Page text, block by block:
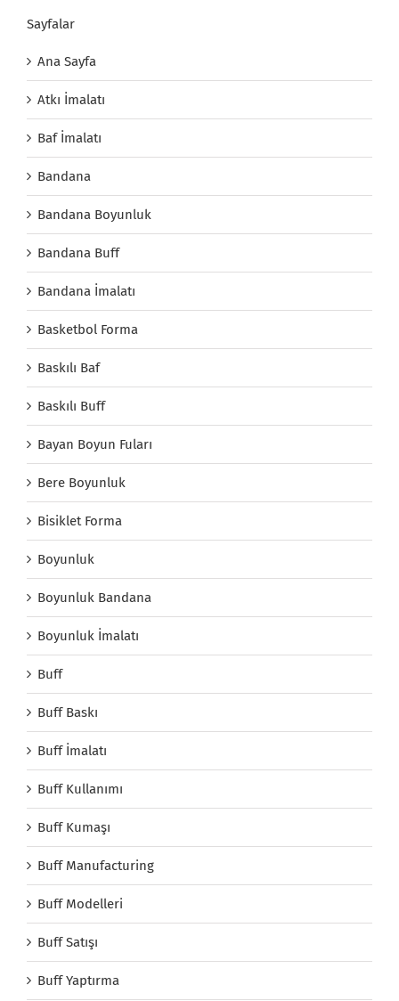
Sayfalar
Ana Sayfa
Atkı İmalatı
Baf İmalatı
Bandana
Bandana Boyunluk
Bandana Buff
Bandana İmalatı
Basketbol Forma
Baskılı Baf
Baskılı Buff
Bayan Boyun Fuları
Bere Boyunluk
Bisiklet Forma
Boyunluk
Boyunluk Bandana
Boyunluk İmalatı
Buff
Buff Baskı
Buff İmalatı
Buff Kullanımı
Buff Kumaşı
Buff Manufacturing
Buff Modelleri
Buff Satışı
Buff Yaptırma